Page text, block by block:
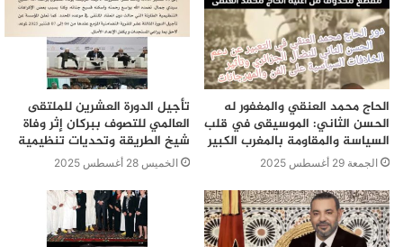
الحاج محمد العنقي والمغفور له
الحسن الثاني: الموسيقى في قلب
السياسة والمقاومة بالمغرب الكبير
الجمعة 29 أغسطس 2025
تأجيل الدورة العشرين للملتقى
العالمي للتصوف ببركان إثر وفاة
شيخ الطريقة وتحديات تنظيمية
الخميس 28 أغسطس 2025